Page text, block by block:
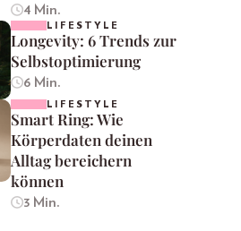
4 Min.
LIFESTYLE
Longevity: 6 Trends zur
Selbstoptimierung
6 Min.
LIFESTYLE
Smart Ring: Wie
Körperdaten deinen
Alltag bereichern
können
3 Min.